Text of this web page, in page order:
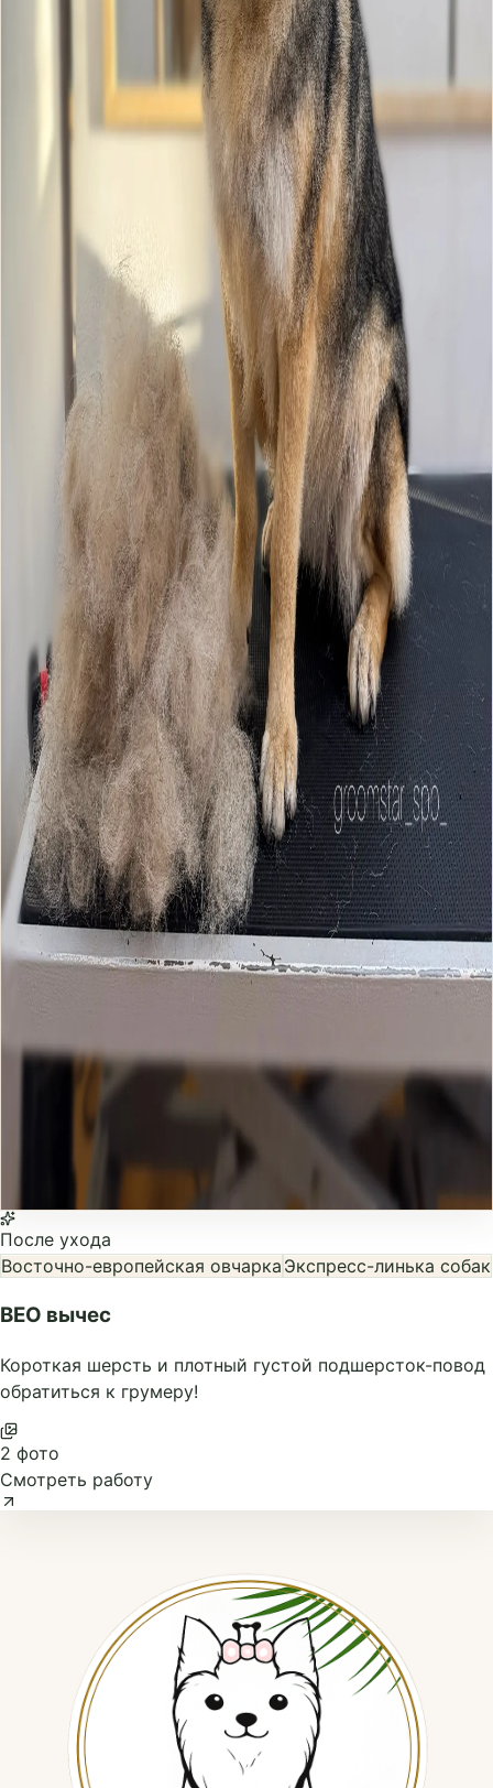
После ухода
Восточно-европейская овчарка Экспресс-линька собак
ВЕО вычес
Короткая шерсть и плотный густой подшерсток-повод
обратиться к грумеру!
2 фото
Смотреть работу